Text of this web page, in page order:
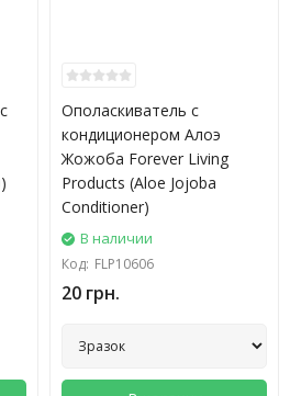
Ополаскиватель с
кондиционером Алоэ
Жожоба Forever Living
Products (Aloe Jojoba
Conditioner)
В наличии
Код: FLP10606
20 грн.